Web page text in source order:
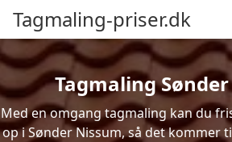
Tagmaling-priser.dk
Tagmaling
Med en omgang tagmaling kan du
op i Sønder Nissum, så det kommer